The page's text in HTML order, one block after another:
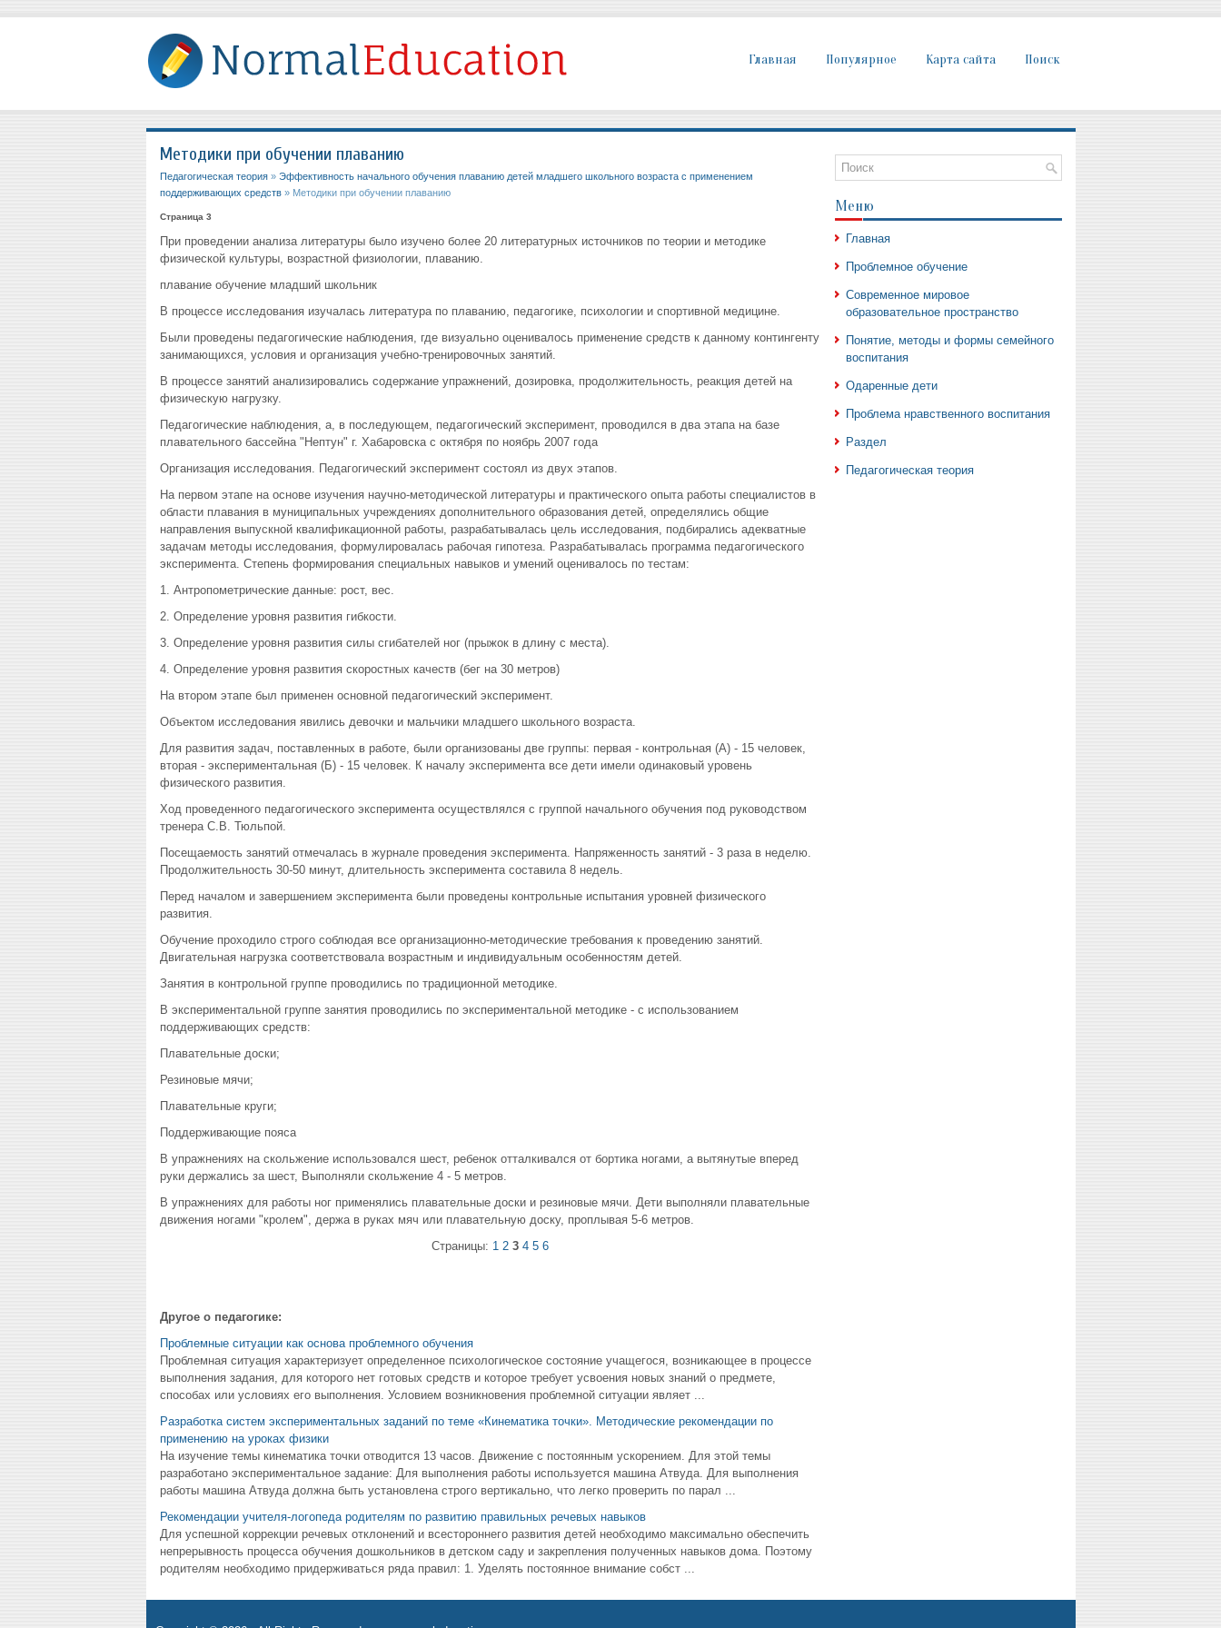
Главная Популярное Карта сайта Поиск
Методики при обучении плаванию
Педагогическая теория» Эффективность начального обучения плаванию детей младшего школьного возраста с применением
поддерживающих средств» Методики при обучении плаванию
Страница 3
При проведении анализа литературы было изучено более 20 литературных источников по теории и методике
физической культуры, возрастной физиологии, плаванию.
плавание обучение младший школьник
В процессе исследования изучалась литература по плаванию, педагогике, психологии и спортивной медицине.
Были проведены педагогические наблюдения, где визуально оценивалось применение средств к данному контингенту
занимающихся, условия и организация учебно-тренировочных занятий.
В процессе занятий анализировались содержание упражнений, дозировка, продолжительность, реакция детей на
физическую нагрузку.
Педагогические наблюдения, а, в последующем, педагогический эксперимент, проводился в два этапа на базе
плавательного бассейна "Нептун" г. Хабаровска с октября по ноябрь 2007 года
Организация исследования. Педагогический эксперимент состоял из двух этапов.
На первом этапе на основе изучения научно-методической литературы и практического опыта работы специалистов в
области плавания в муниципальных учреждениях дополнительного образования детей, определялись общие
направления выпускной квалификационной работы, разрабатывалась цель исследования, подбирались адекватные
задачам методы исследования, формулировалась рабочая гипотеза. Разрабатывалась программа педагогического
эксперимента. Степень формирования специальных навыков и умений оценивалось по тестам:
1. Антропометрические данные: рост, вес.
2. Определение уровня развития гибкости.
3. Определение уровня развития силы сгибателей ног (прыжок в длину с места).
4. Определение уровня развития скоростных качеств (бег на 30 метров)
На втором этапе был применен основной педагогический эксперимент.
Объектом исследования явились девочки и мальчики младшего школьного возраста.
Для развития задач, поставленных в работе, были организованы две группы: первая - контрольная (А) - 15 человек,
вторая - экспериментальная (Б) - 15 человек. К началу эксперимента все дети имели одинаковый уровень
физического развития.
Ход проведенного педагогического эксперимента осуществлялся с группой начального обучения под руководством
тренера С.В. Тюльпой.
Посещаемость занятий отмечалась в журнале проведения эксперимента. Напряженность занятий - 3 раза в неделю.
Продолжительность 30-50 минут, длительность эксперимента составила 8 недель.
Перед началом и завершением эксперимента были проведены контрольные испытания уровней физического
развития.
Обучение проходило строго соблюдая все организационно-методические требования к проведению занятий.
Двигательная нагрузка соответствовала возрастным и индивидуальным особенностям детей.
Занятия в контрольной группе проводились по традиционной методике.
В экспериментальной группе занятия проводились по экспериментальной методике - с использованием
поддерживающих средств:
Плавательные доски;
Резиновые мячи;
Плавательные круги;
Поддерживающие пояса
В упражнениях на скольжение использовался шест, ребенок отталкивался от бортика ногами, а вытянутые вперед
руки держались за шест, Выполняли скольжение 4 - 5 метров.
В упражнениях для работы ног применялись плавательные доски и резиновые мячи. Дети выполняли плавательные
движения ногами "кролем", держа в руках мяч или плавательную доску, проплывая 5-6 метров.
Страницы: 1 2 3 4 5 6
Другое о педагогике:
Проблемные ситуации как основа проблемного обучения
Проблемная ситуация характеризует определенное психологическое состояние учащегося, возникающее в процессе
выполнения задания, для которого нет готовых средств и которое требует усвоения новых знаний о предмете,
способах или условиях его выполнения. Условием возникновения проблемной ситуации являет ...
Разработка систем экспериментальных заданий по теме «Кинематика точки». Методические рекомендации по
применению на уроках физики
На изучение темы кинематика точки отводится 13 часов. Движение с постоянным ускорением. Для этой темы
разработано экспериментальное задание: Для выполнения работы используется машина Атвуда. Для выполнения
работы машина Атвуда должна быть установлена строго вертикально, что легко проверить по парал ...
Рекомендации учителя-логопеда родителям по развитию правильных речевых навыков
Для успешной коррекции речевых отклонений и всестороннего развития детей необходимо максимально обеспечить
непрерывность процесса обучения дошкольников в детском саду и закрепления полученных навыков дома. Поэтому
родителям необходимо придерживаться ряда правил: 1. Уделять постоянное внимание собст ...
Меню
Главная
Проблемное обучение
Современное мировое
образовательное пространство
Понятие, методы и формы семейного
воспитания
Одаренные дети
Проблема нравственного воспитания
Раздел
Педагогическая теория